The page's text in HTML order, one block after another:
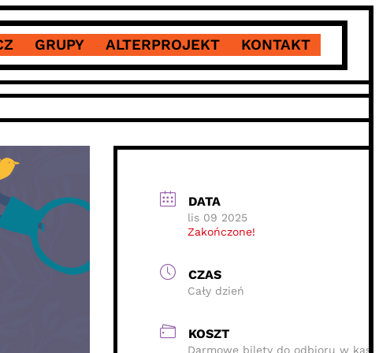
GRUPY ALTERPROJEKT KONTAKT
DATA
lis 09 2025
Zakończone!
CZAS
Cały dzień
KOSZT
Darmowe bilety do odbioru w